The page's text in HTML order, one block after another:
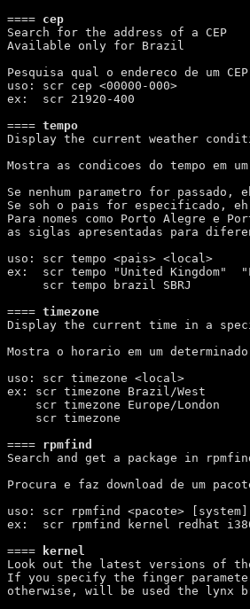
==== cep
Search for the address of a CEP
Available only for Brazil
Pesquisa qual o endereco de um CEP
uso: scr cep <00000-000>
ex:  scr 21920-400
==== tempo
Display the current weather
Mostra as condicoes do tempo em
Se nenhum parametro for
Se soh o pais for especificado,
Para nomes como Porto Alegre e
as siglas apresentadas para
uso: scr tempo <pais> <local>
ex:  scr tempo "United Kingdom"
     scr tempo brazil SBRJ
==== timezone
Display the current time in a
Mostra o horario em um
uso: scr timezone <local>
ex: scr timezone Brazil/West
    scr timezone Europe/London
    scr timezone
==== rpmfind
Search and get a package in
Procura e faz download de um
uso: scr rpmfind <pacote>
ex:  scr rpmfind kernel redhat
==== kernel
Look out the latest versions of
If you specify the finger
otherwise, will be used the lynx